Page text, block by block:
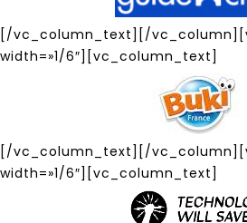
[/vc_column_text][/
width=»1/6″][vc_column_text]
[/vc_column_text][/
width=»1/6″][vc_column_text]